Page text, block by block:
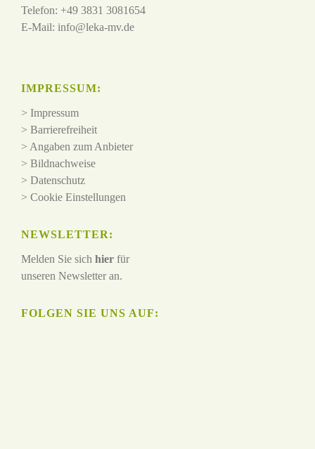
Telefon: +49 3831 3081654
E-Mail: info@leka-mv.de
IMPRESSUM:
> Impressum
> Barrierefreiheit
> Angaben zum Anbieter
> Bildnachweise
> Datenschutz
> Cookie Einstellungen
NEWSLETTER:
Melden Sie sich hier für
unseren Newsletter an.
FOLGEN SIE UNS AUF: